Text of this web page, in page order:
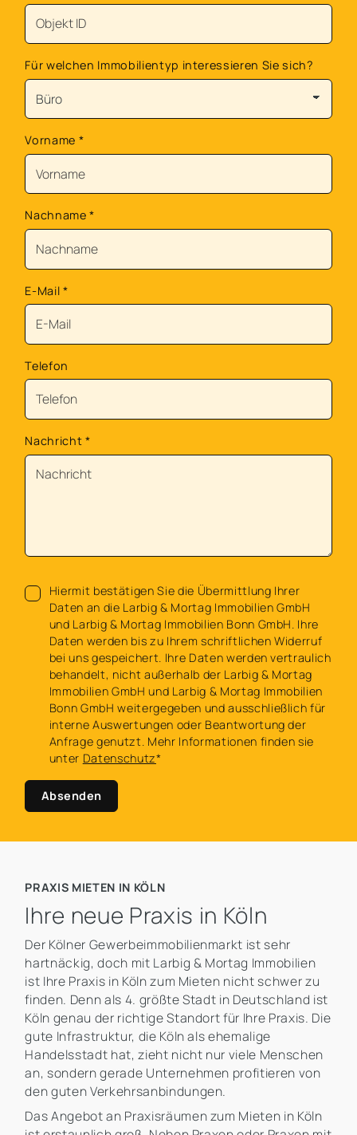
Für welchen Immobilientyp interessieren Sie sich?
Vorname *
Nachname*
E-Mail *
Telefon
Nachricht *
Hiermit bestätigen Sie die Übermittlung Ihrer
Daten an die Larbig & Mortag Immobilien GmbH
und Larbig & Mortag Immobilien Bonn GmbH. Ihre
Daten werden bis zu Ihrem schriftlichen Widerruf
bei uns gespeichert. Ihre Daten werden vertraulich
behandelt, nicht außerhalb der Larbig & Mortag
Immobilien GmbH und Larbig & Mortag Immobilien
Bonn GmbH weitergegeben und ausschließlich für
interne Auswertungen oder Beantwortung der
Anfrage genutzt. Mehr Informationen finden sie
unter Datenschutz*
Absenden
PRAXIS MIETEN IN KÖLN
Ihre neue Praxis in Köln
Der Kölner Gewerbeimmobilienmarkt ist sehr
hartnäckig, doch mit Larbig & Mortag Immobilien
ist Ihre Praxis in Köln zum Mieten nicht schwer zu
finden. Denn als 4. größte Stadt in Deutschland ist
Köln genau der richtige Standort für Ihre Praxis. Die
gute Infrastruktur, die Köln als ehemalige
Handelsstadt hat, zieht nicht nur viele Menschen
an, sondern gerade Unternehmen profitieren von
den guten Verkehrsanbindungen.
Das Angebot an Praxisräumen zum Mieten in Köln